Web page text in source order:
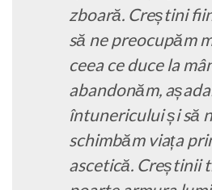
zboară. Creștini
să ne preocupăm
ceea ce duce la
abandonăm,
întunericului și să
schimbăm viața
ascetică. Creștinii